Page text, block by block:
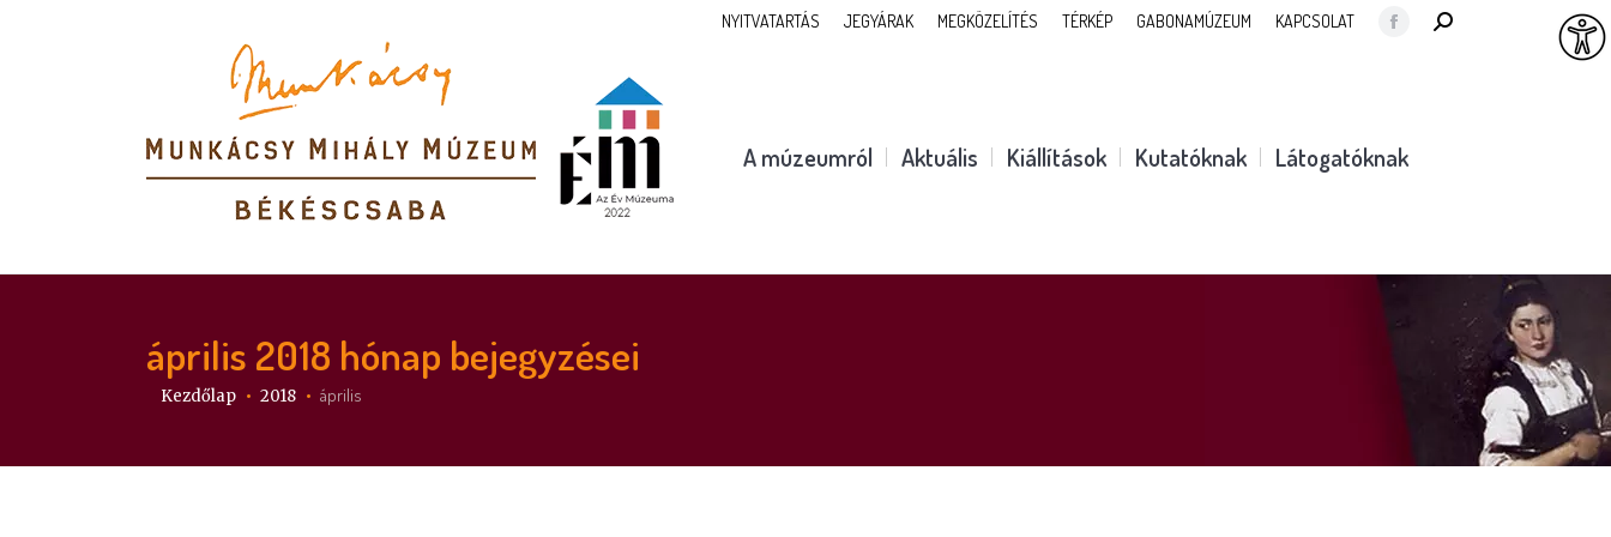
NYITVATARTÁS JEGYÁRAK MEGKÖZELÍTÉS TÉRKÉP GABONAMÚZEUM KAPCSOLAT
Facebook
new
SEARCH:
A múzeumról Aktuális Kiállítások Kutatóknak Látogatóknak
április 2018 hónap bejegyzései
Itt vagy:
Kezdőlap 2018 április